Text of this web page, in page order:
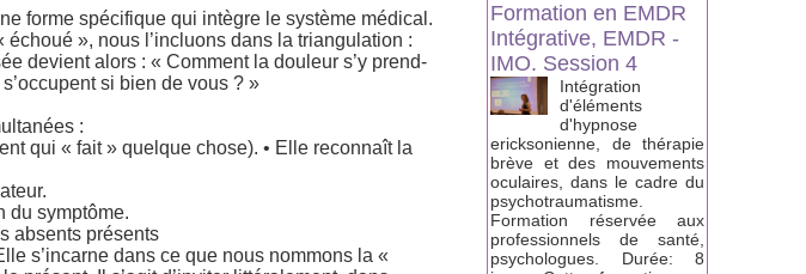
forme spécifique qui intègre le système médical.
», nous l’incluons dans la triangulation :
devient alors : « Comment la douleur s’y prend-
si bien de vous ? »
:
qui « fait » quelque chose). • Elle reconnaît la
du symptôme.
absents présents
s’incarne dans ce que nous nommons la «
Formation en EMDR
Intégrative, EMDR -
IMO. Session 4
Intégration
d'éléments
d'hypnose
ericksonienne, de thérapie
brève et des mouvements
oculaires, dans le cadre du
psychotraumatisme.
Formation réservée aux
professionnels de santé,
psychologues. Durée: 8